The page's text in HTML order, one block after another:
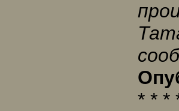
* * *